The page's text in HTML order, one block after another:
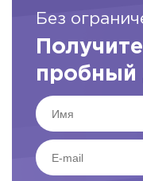
Без
Получите
пробный